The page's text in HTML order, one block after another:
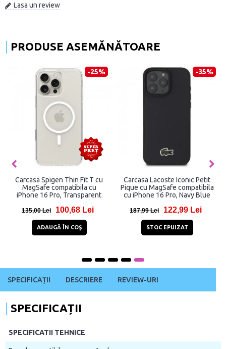
Lasa un review
PRODUSE ASEMĂNĂTOARE
X Pro
Husa Guess compatibila cu
iPhone 16 Pro, 4G Ring Classic
Logo MagSafe, Maro
131,95 Lei 72,95 Lei
ADAUGĂ ÎN COŞ
Husa Guess
iPhone 16 Pro, Saffiano
Classic Logo MagSafe,
125,93 Lei 65,93
ADAUGĂ ÎN COŞ
SPECIFICAȚII DESCRIERE REVIEW-URI
SPECIFICAȚII
SPECIFICATII TEHNICE